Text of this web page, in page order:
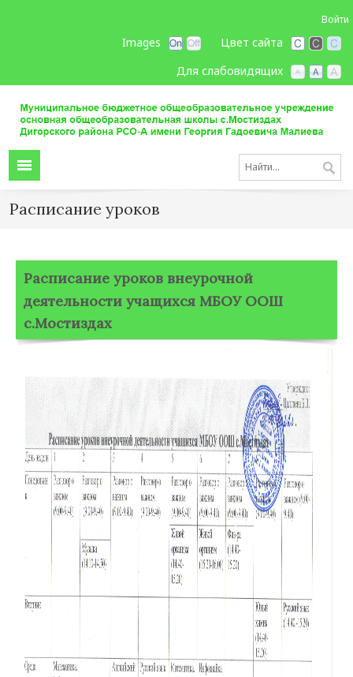
Войти
Цвет сайта
Images
Для слабовидящих
Расписание уроков
Расписание уроков внеурочной
деятельности учащихся МБОУ ООШ
с.Мостиздах